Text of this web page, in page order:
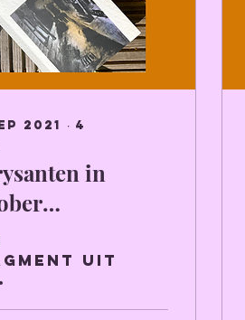
2021 ∙ 4
in
uit
uit